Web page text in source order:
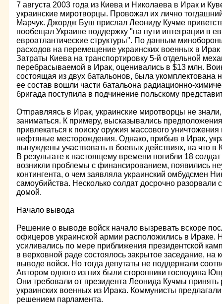
7 августа 2003 года из Киева и Николаева в Ирак и
украинские миротворцы. Провожал их лично
Марчук. Джордж Буш прислал Леониду Кучме
пообещал Украине поддержку "на пути интеграции в
евроатлантические структуры". По данным
расходов на перемещение украинских военных в
Затраты Киева на транспортировку 5-й отдельной
перебрасываемой в Ирак, оценивались в $13 млн.
состоящая из двух батальонов, была укомплектована
ее состав вошли части батальона радиационно-
бригада поступила в подчинение польскому
Отправляясь в Ирак, украинские миротворцы не
заниматься. К примеру, высказывались
привлекаться к поиску оружия массового уничтожения
нефтяные месторождения. Однако, прибыв в Ирак,
вынуждены участвовать в боевых действиях, на что в
В результате к настоящему времени погибли 18
возникли проблемы с финансированием, появились
контингента, о чем заявляла украинский омбудсмен
самоубийства. Несколько солдат досрочно разорвали
домой.
Начало вывода
Решение о выводе войск начало вызревать вскоре
офицеров украинской армии расположились в Ираке.
усиливались по мере приближения президентской
в верховной раде состоялось закрытое заседание, на
выводе войск. Но тогда депутаты не поддержали
Автором одного из них были сторонники господина
Они требовали от президента Леонида Кучмы
украинских военных из Ирака. Коммунисты
решением парламента.